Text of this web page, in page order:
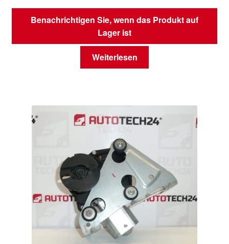
Benachrichtigen Sie, wenn das Produkt auf
Lager ist
Weiterlesen